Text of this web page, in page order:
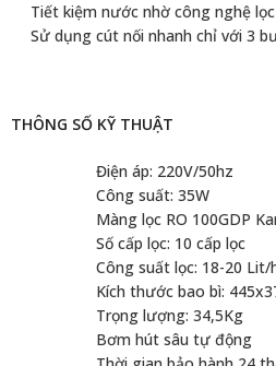
Tiết kiệm nước nhờ công nghệ
Sử dụng cút nối nhanh chỉ với 3
THÔNG SỐ KỸ THUẬT
Điện áp: 220V/50hz
Công suất: 35W
Màng lọc RO 100GDP
Số cấp lọc: 10 cấp lọc
Công suất lọc: 18-20 Lit/
Kích thước bao bì:
Trọng lượng: 34,5Kg
Bơm hút sâu tự động